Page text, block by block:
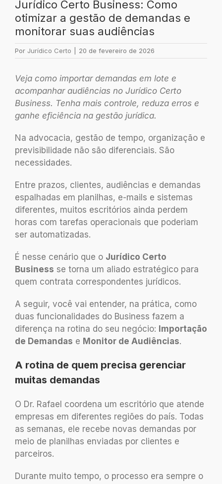
Jurídico Certo Business: Como
otimizar a gestão de demandas e
monitorar suas audiências
Por Jurídico Certo 20 de fevereiro de 2026
Veja como importar demandas em lote e
acompanhar audiências no Jurídico Certo
Business. Tenha mais controle, reduza erros e
ganhe eficiência na gestão jurídica.
Na advocacia, gestão de tempo, organização e
previsibilidade não são diferenciais. São
necessidades.
Entre prazos, clientes, audiências e demandas
espalhadas em planilhas, e-mails e sistemas
diferentes, muitos escritórios ainda perdem
horas com tarefas operacionais que poderiam
ser automatizadas.
É nesse cenário que o Jurídico Certo
Business se torna um aliado estratégico para
quem contrata correspondentes jurídicos.
A seguir, você vai entender, na prática, como
duas funcionalidades do Business fazem a
diferença na rotina do seu negócio: Importação
de Demandas e Monitor de Audiências.
A rotina de quem precisa gerenciar
muitas demandas
O Dr. Rafael coordena um escritório que atende
empresas em diferentes regiões do país. Todas
as semanas, ele recebe novas demandas por
meio de planilhas enviadas por clientes e
parceiros.
Durante muito tempo, o processo era sempre o